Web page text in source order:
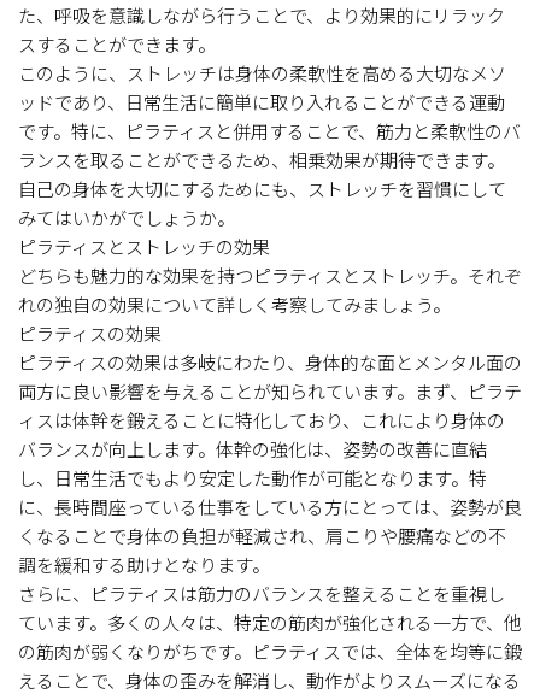
た、呼吸を意識しながら行うことで、より効果的にリラック
スすることができます。
このように、ストレッチは身体の柔軟性を高める大切なメソ
ッドであり、日常生活に簡単に取り入れることができる運動
です。特に、ピラティスと併用することで、筋力と柔軟性のバ
ランスを取ることができるため、相乗効果が期待できます。
自己の身体を大切にするためにも、ストレッチを習慣にして
みてはいかがでしょうか。
ピラティスとストレッチの効果
どちらも魅力的な効果を持つピラティスとストレッチ。それぞ
れの独自の効果について詳しく考察してみましょう。
ピラティスの効果
ピラティスの効果は多岐にわたり、身体的な面とメンタル面の
両方に良い影響を与えることが知られています。まず、ピラテ
ィスは体幹を鍛えることに特化しており、これにより身体の
バランスが向上します。体幹の強化は、姿勢の改善に直結
し、日常生活でもより安定した動作が可能となります。特
に、長時間座っている仕事をしている方にとっては、姿勢が良
くなることで身体の負担が軽減され、肩こりや腰痛などの不
調を緩和する助けとなります。
さらに、ピラティスは筋力のバランスを整えることを重視し
ています。多くの人々は、特定の筋肉が強化される一方で、他
の筋肉が弱くなりがちです。ピラティスでは、全体を均等に鍛
えることで、身体の歪みを解消し、動作がよりスムーズになる